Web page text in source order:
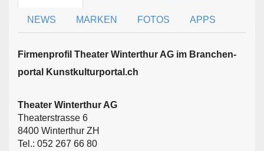
NEWS MARKEN FOTOS APPS
Firmen­profil Theater Winterthur AG im Branchen­
portal Kunstkulturportal.ch
Theater Winterthur AG
Theaterstrasse 6
8400 Winterthur ZH
Tel.: 052 267 66 80